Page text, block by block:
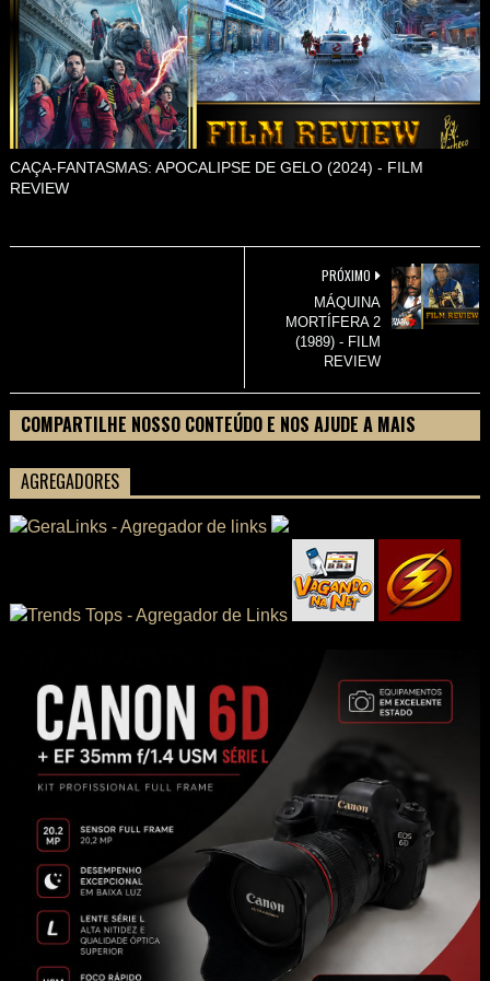
CAÇA-FANTASMAS: APOCALIPSE DE GELO (2024) - FILM
REVIEW
PRÓXIMO
MÁQUINA
MORTÍFERA 2
(1989) - FILM
REVIEW
COMPARTILHE NOSSO CONTEÚDO E NOS AJUDE A MAIS
AGREGADORES